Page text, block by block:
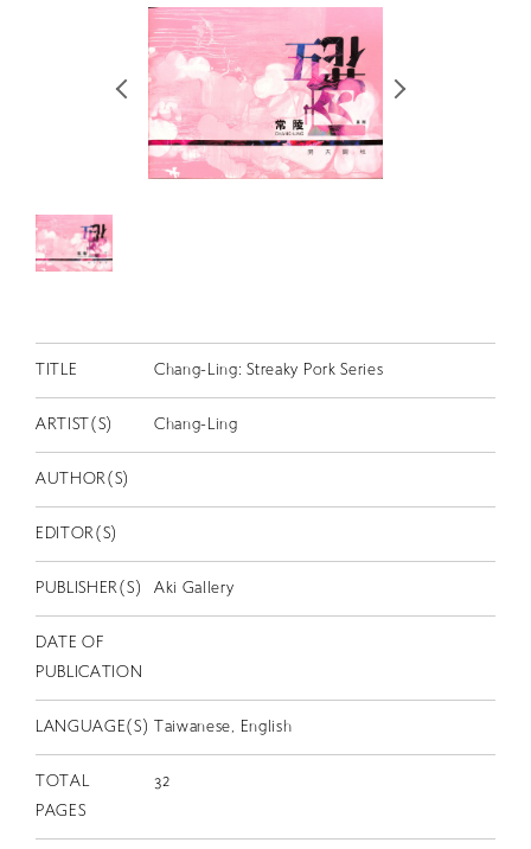
SCHOLARSHIP
RETRACE
出演者
出版物
CONTACT
TITLE Chang-Ling: Streaky Pork Series
ARTIST(S) Chang-Ling
AUTHOR(S)
EDITOR(S)
PUBLISHER(S) Aki Gallery
DATE OF
PUBLICATION
LANGUAGE(S) Taiwanese, English
TOTAL
PAGES
32